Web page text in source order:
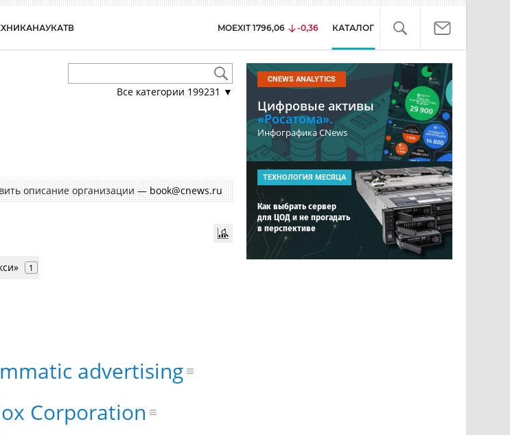
НАУКАТВ MOEXIT 1796,06 -0,36 КАТАЛОГ
Все категории 199231 ▼
описание организации —book@cnews.ru
1
Corporation
advertising
CNEWS ANALYTICS
Цифровые активы
«Росатома».
Инфографика CNews
ТЕХНОЛОГИЯ МЕСЯЦА
Как выбрать сервер
для ЦОД и не прогадать
в перспективе